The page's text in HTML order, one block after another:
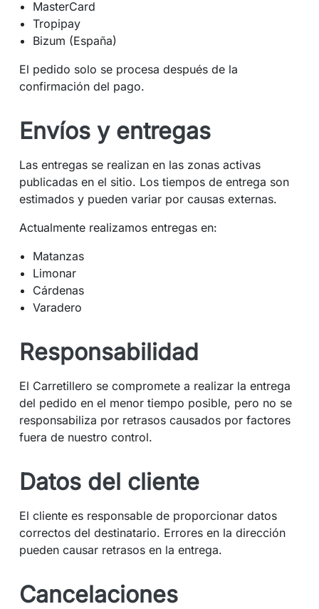
MasterCard
Tropipay
Bizum (España)
El pedido solo se procesa después de la
confirmación del pago.
Envíos y entregas
Las entregas se realizan en las zonas activas
publicadas en el sitio. Los tiempos de entrega son
estimados y pueden variar por causas externas.
Actualmente realizamos entregas en:
Matanzas
Limonar
Cárdenas
Varadero
Responsabilidad
El Carretillero se compromete a realizar la entrega
del pedido en el menor tiempo posible, pero no se
responsabiliza por retrasos causados por factores
fuera de nuestro control.
Datos del cliente
El cliente es responsable de proporcionar datos
correctos del destinatario. Errores en la dirección
pueden causar retrasos en la entrega.
Cancelaciones